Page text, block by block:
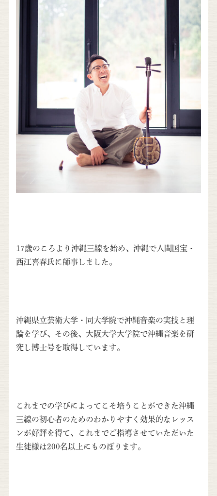
17歳のころより沖縄三線を始め、沖縄で人間国宝・
西江喜春氏に師事しました。
沖縄県立芸術大学・同大学院で沖縄音楽の実技と理
論を学び、その後、大阪大学大学院で沖縄音楽を研
究し博士号を取得しています。
これまでの学びによってこそ培うことができた沖縄
三線の初心者のためのわかりやすく効果的なレッス
ンが好評を得て、これまでご指導させていただいた
生徒様は200名以上にものぼります。